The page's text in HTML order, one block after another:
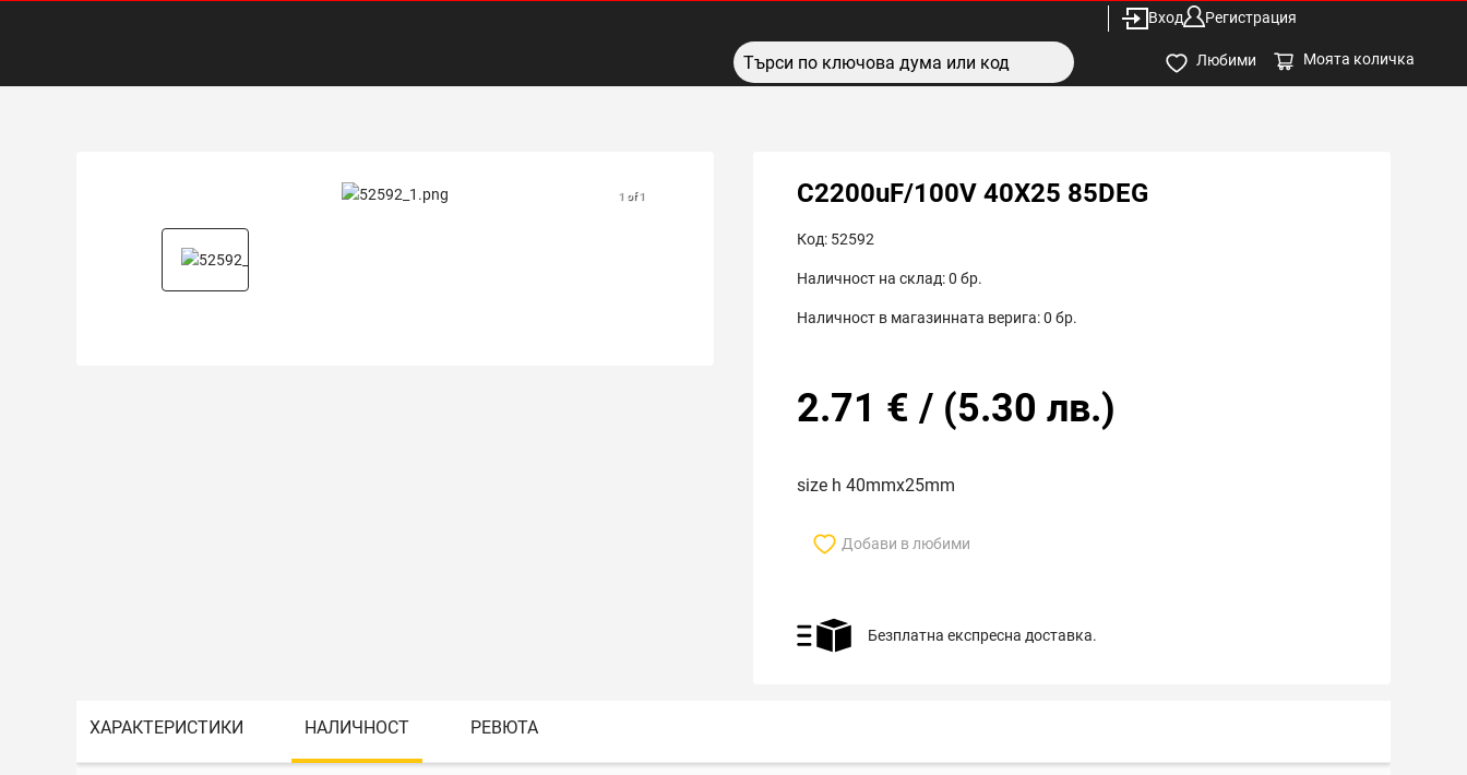
Вход Регистрация
Любими Моята количка
1 of 1 C2200uF/100V 40X25 85DEG
Код: 52592
Наличност на склад:0 бр.
Наличност в магазинната верига:0 бр.
2.71 € / (5.30 лв.)
size h 40mmx25mm
Добави в любими
Безплатна експресна доставка.
ХАРАКТЕРИСТИКИ НАЛИЧНОСТ РЕВЮТА